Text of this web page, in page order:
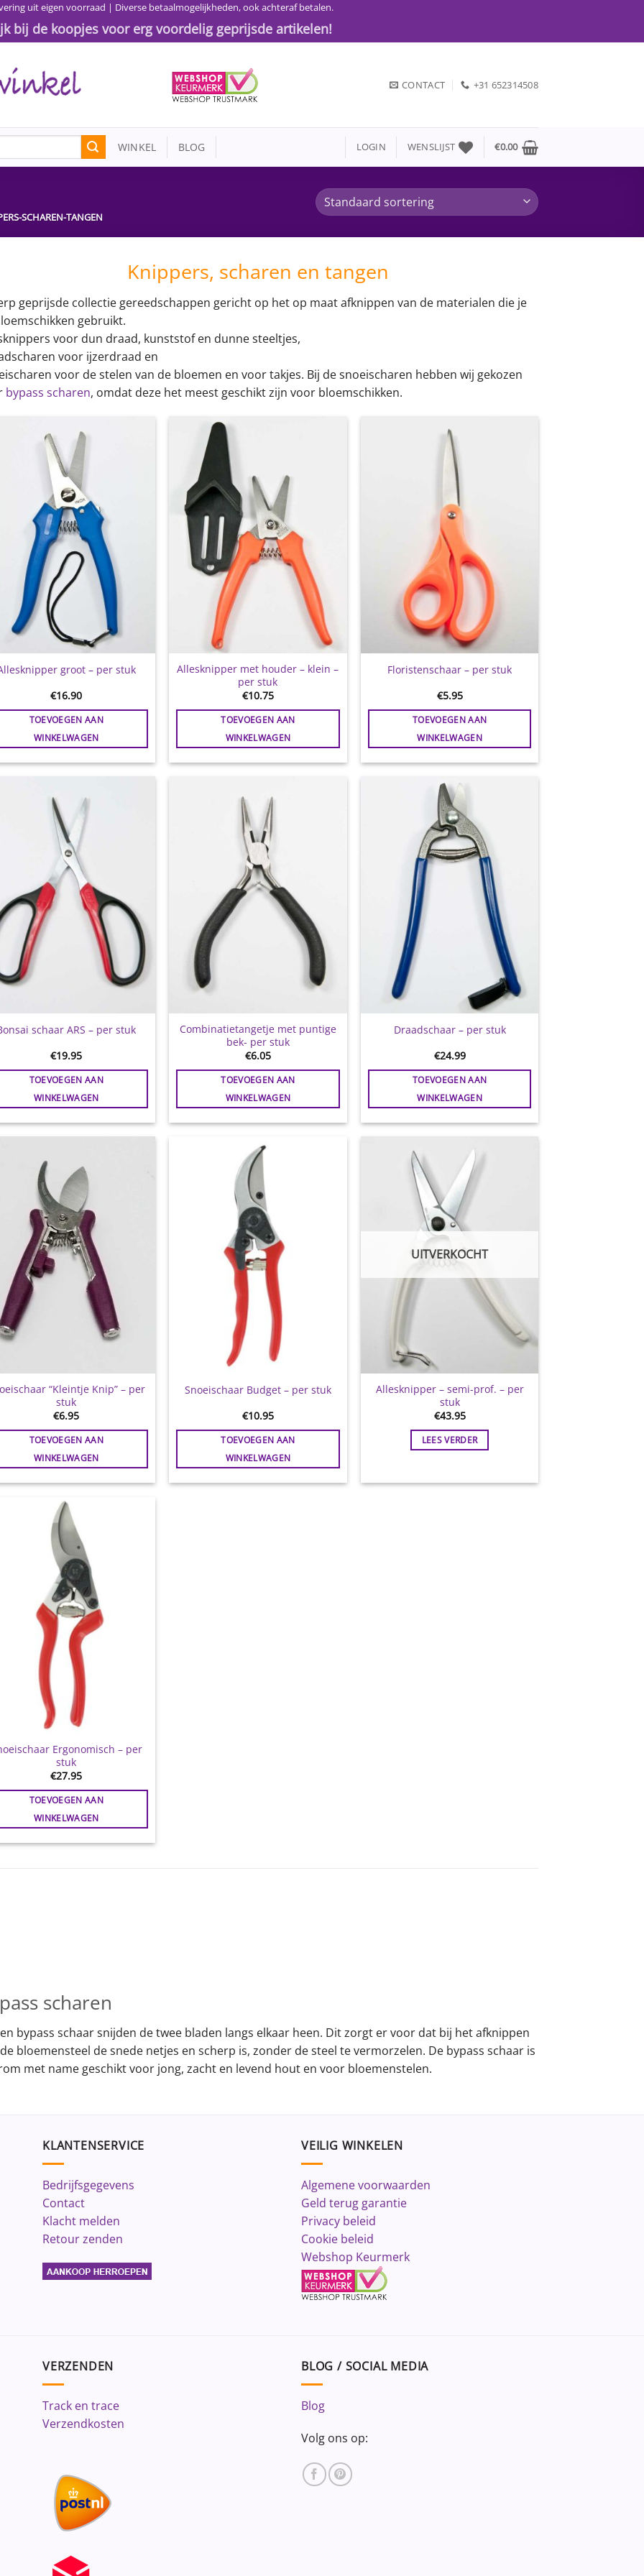
uit eigen voorraad | Diverse betaalmogelijkheden, ook achteraf betalen.
bij de koopjes voor erg voordelig geprijsde artikelen!
CONTACT +31 652314508
WINKEL BLOG LOGIN WENSLIJST €0.00
SCHAREN-TANGEN
Knippers, scharen en tangen
geprijsde collectie gereedschappen gericht op het op maat afknippen van de materialen die je
gebruikt.
voor dun draad, kunststof en dunne steeltjes,
voor ijzerdraad en
voor de stelen van de bloemen en voor takjes. Bij de snoeischaren hebben wij gekozen
bypass scharen, omdat deze het meest geschikt zijn voor bloemschikken.
groot – per stuk
€16.90
TOEVOEGEN AAN
WINKELWAGEN
Allesknipper met houder – klein –
per stuk
€10.75
TOEVOEGEN AAN
WINKELWAGEN
Floristenschaar – per stuk
€5.95
TOEVOEGEN AAN
WINKELWAGEN
schaar ARS – per stuk
€19.95
TOEVOEGEN AAN
WINKELWAGEN
Combinatietangetje met puntige
bek- per stuk
€6.05
TOEVOEGEN AAN
WINKELWAGEN
Draadschaar – per stuk
€24.99
TOEVOEGEN AAN
WINKELWAGEN
“Kleintje Knip” – per
stuk
€6.95
TOEVOEGEN AAN
WINKELWAGEN
Snoeischaar Budget – per stuk
€10.95
TOEVOEGEN AAN
WINKELWAGEN
UITVERKOCHT
Allesknipper – semi-prof. – per
stuk
€43.95
LEES VERDER
Ergonomisch – per
stuk
€27.95
TOEVOEGEN AAN
WINKELWAGEN
scharen
bypass schaar snijden de twee bladen langs elkaar heen. Dit zorgt er voor dat bij het afknippen
bloemensteel de snede netjes en scherp is, zonder de steel te vermorzelen. De bypass schaar is
met name geschikt voor jong, zacht en levend hout en voor bloemenstelen.
KLANTENSERVICE
Bedrijfsgegevens
Contact
Klacht melden
Retour zenden
VEILIG WINKELEN
Algemene voorwaarden
Geld terug garantie
Privacy beleid
Cookie beleid
Webshop Keurmerk
VERZENDEN
Track en trace
Verzendkosten
BLOG / SOCIAL MEDIA
Blog
Volg ons op: